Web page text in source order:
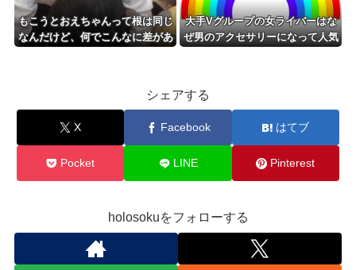
もこうとおえちゃんって根は同じ
なんだけど、何でこんなに差があ
大手Vグループの女ライバーはな
ぜ男のアクセサリーになって人気
シェアする
X Facebook はてブ
Pocket LINE Pinterest
holosokuをフォローする